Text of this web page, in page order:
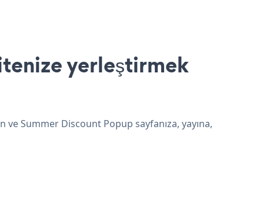
yerleştirmek
Summer Discount Popup sayfanıza, yayına,